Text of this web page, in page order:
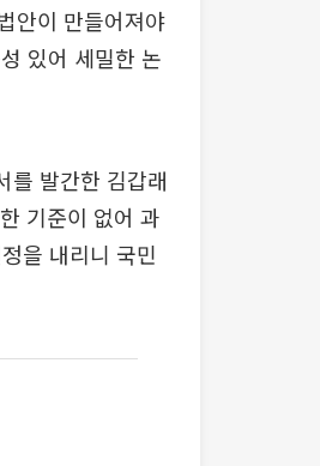
안이 만들어져야
있어 세밀한 논
를 발간한 김갑래
기준이 없어 과
을 내리니 국민